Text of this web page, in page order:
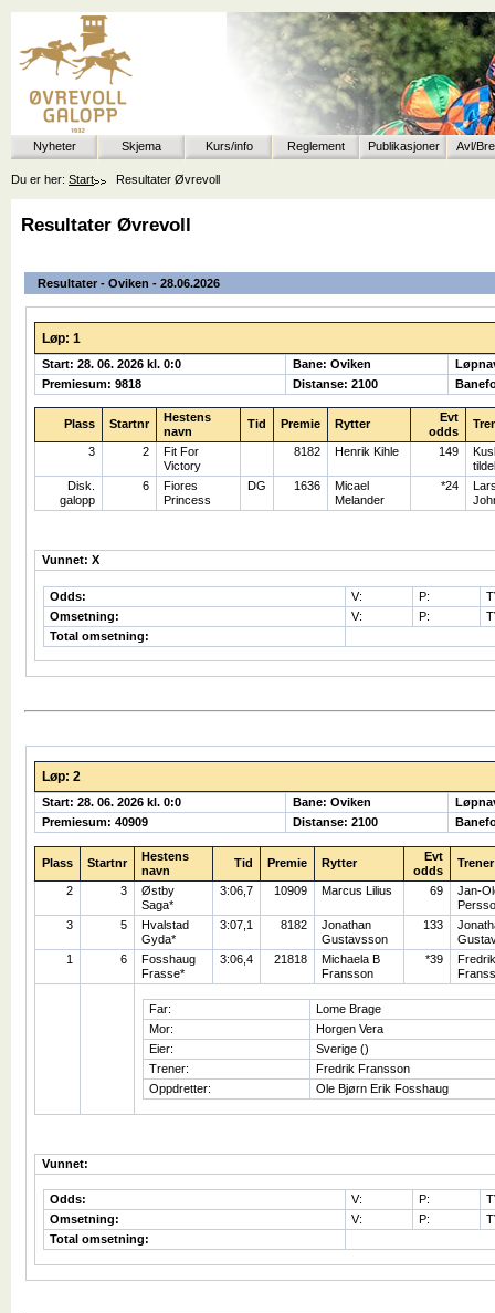
Nyheter Skjema Kurs/info Reglement Publikasjoner Avl/
Du er her: Start Resultater Øvrevoll
Resultater Øvrevoll
Resultater - Oviken - 28.06.2026
Løp: 1
Start: 28. 06. 2026 kl. 0:0 Bane: Oviken
Premiesum: 9818
Distanse: 2100
Plass Startnr
Hestens
navn
Tid Premie Rytter
Evt
odds
3 2
Fit For
Victory
8182 Henrik Kihle 149
Disk.
galopp
6
Fiores
Princess
DG 1636
Micael
Melander
*24
Vunnet: X
Odds: V: P:
Omsetning:
V: P:
Total omsetning:
Løp: 2
Start: 28. 06. 2026 kl. 0:0 Bane: Oviken
Premiesum: 40909
Distanse: 2100
Plass Startnr
Hestens
navn
Tid Premie Rytter
Evt
odds
Trener
2 3
Østby
Saga*
3:06,7 10909 Marcus Lilius 69
Jan-
3
5
Hvalstad
Gyda*
3:07,1 8182
Jonathan
Gustavsson
133
1
6
Fosshaug
Frasse*
3:06,4 21818
Michaela B
Fransson
*39
Fredrik
Far:
Lome Brage
Mor:
Horgen Vera
Eier:
Sverige ()
Trener:
Fredrik Fransson
Oppdretter:
Ole Bjørn Erik Fosshaug
Vunnet:
Odds: V: P:
Omsetning:
V: P:
Total omsetning: